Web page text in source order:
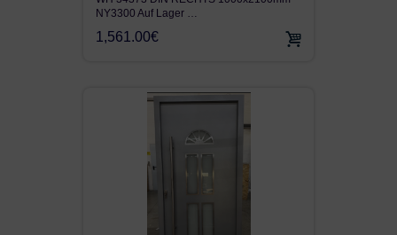
NY3300 Auf Lager …
1,561.00€